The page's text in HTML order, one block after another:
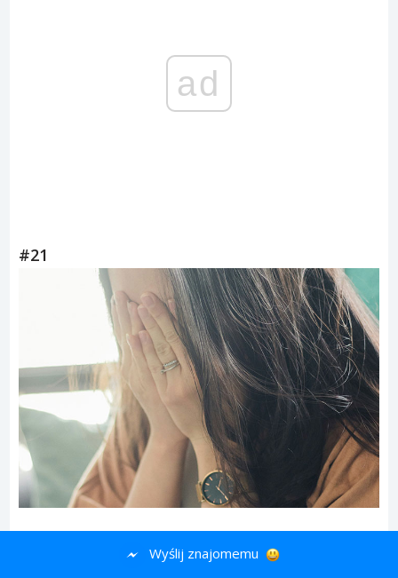
ad
#21
mnie w oczy i gdy terapeutka zasugerowała, że
Wyślij znajomemu